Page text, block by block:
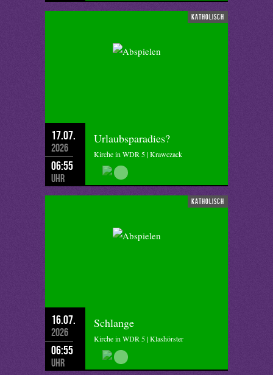
katholisch
17.07.
2026
06:55
Uhr
Urlaubsparadies?
Kirche in WDR 5 | Krawczack
katholisch
16.07.
2026
06:55
Uhr
Schlange
Kirche in WDR 5 | Klashörster